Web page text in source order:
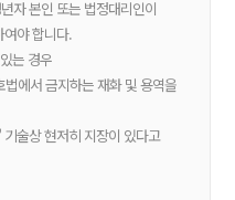
자 본인 또는 법정대리인이
야 합니다.
는 경우
에서 금지하는 재화 및 용역을
술상 현저히 지장이 있다고